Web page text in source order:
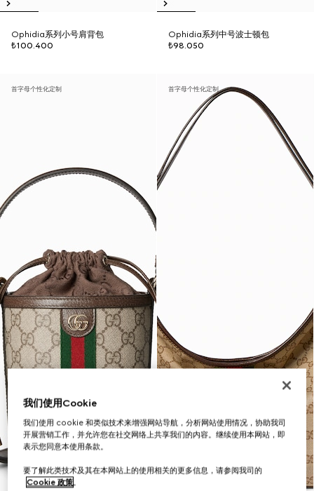
Ophidia系列小号肩背包
₺100.400
Ophidia系列中号波士顿包
₺98.050
首字母个性化定制 首字母个性化定制
我们使用Cookie
我们使用 cookie 和类似技术来增强网站导航，分析网站使用情况，协助我司
开展营销工作，并允许您在社交网络上共享我们的内容。继续使用本网站，即
表示您同意本使用条款。
要了解此类技术及其在本网站上的使用相关的更多信息，请参阅我司的
Cookie 政策。